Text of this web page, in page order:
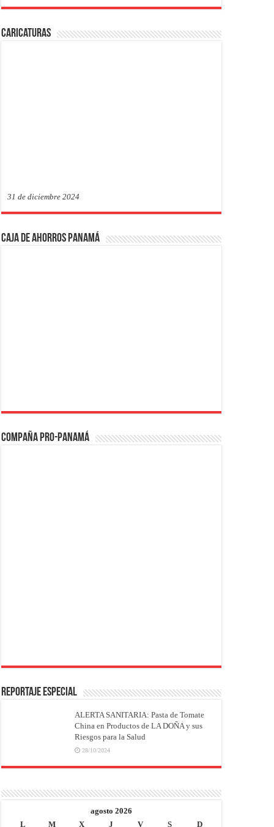
Caricaturas
31 de diciembre 2024
Caja de Ahorros Panamá
Compaña PRO-Panamá
REPORTAJE ESPECIAL
ALERTA SANITARIA: Pasta de Tomate
China en Productos de LA DOÑA y sus
Riesgos para la Salud
28/10/2024
agosto 2026
L
M X J V S D